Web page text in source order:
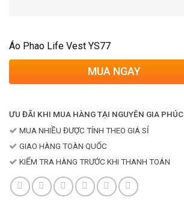
Áo Phao Life Vest YS77
MUA NGAY
ƯU ĐÃI KHI MUA HÀNG TẠI NGUYÊN GIA PHÚC
MUA NHIỀU ĐƯỢC TÍNH THEO GIÁ SỈ
GIAO HÀNG TOÀN QUỐC
KIỂM TRA HÀNG TRƯỚC KHI THANH TOÁN